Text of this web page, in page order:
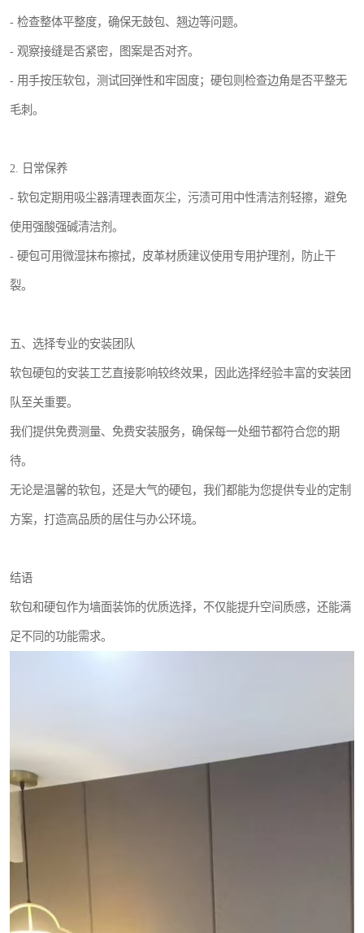
- 检查整体平整度，确保无鼓包、翘边等问题。
- 观察接缝是否紧密，图案是否对齐。
- 用手按压软包，测试回弹性和牢固度；硬包则检查边角是否平整无
毛刺。
2. 日常保养
- 软包定期用吸尘器清理表面灰尘，污渍可用中性清洁剂轻擦，避免
使用强酸强碱清洁剂。
- 硬包可用微湿抹布擦拭，皮革材质建议使用专用护理剂，防止干
裂。
五、选择专业的安装团队
软包硬包的安装工艺直接影响较终效果，因此选择经验丰富的安装团
队至关重要。
我们提供免费测量、免费安装服务，确保每一处细节都符合您的期
待。
无论是温馨的软包，还是大气的硬包，我们都能为您提供专业的定制
方案，打造高品质的居住与办公环境。
结语
软包和硬包作为墙面装饰的优质选择，不仅能提升空间质感，还能满
足不同的功能需求。